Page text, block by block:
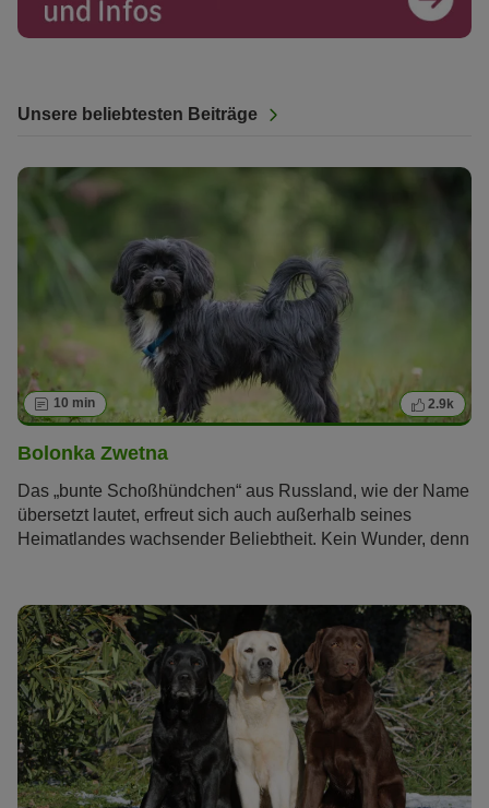
Unsere beliebtesten Beiträge
10 min 2.9k
Bolonka Zwetna
Das „bunte Schoßhündchen“ aus Russland, wie der Name
übersetzt lautet, erfreut sich auch außerhalb seines
Heimatlandes wachsender Beliebtheit. Kein Wunder, denn
unkomplizierten Charakter seinen Besitzern viel Freude
bereitet.